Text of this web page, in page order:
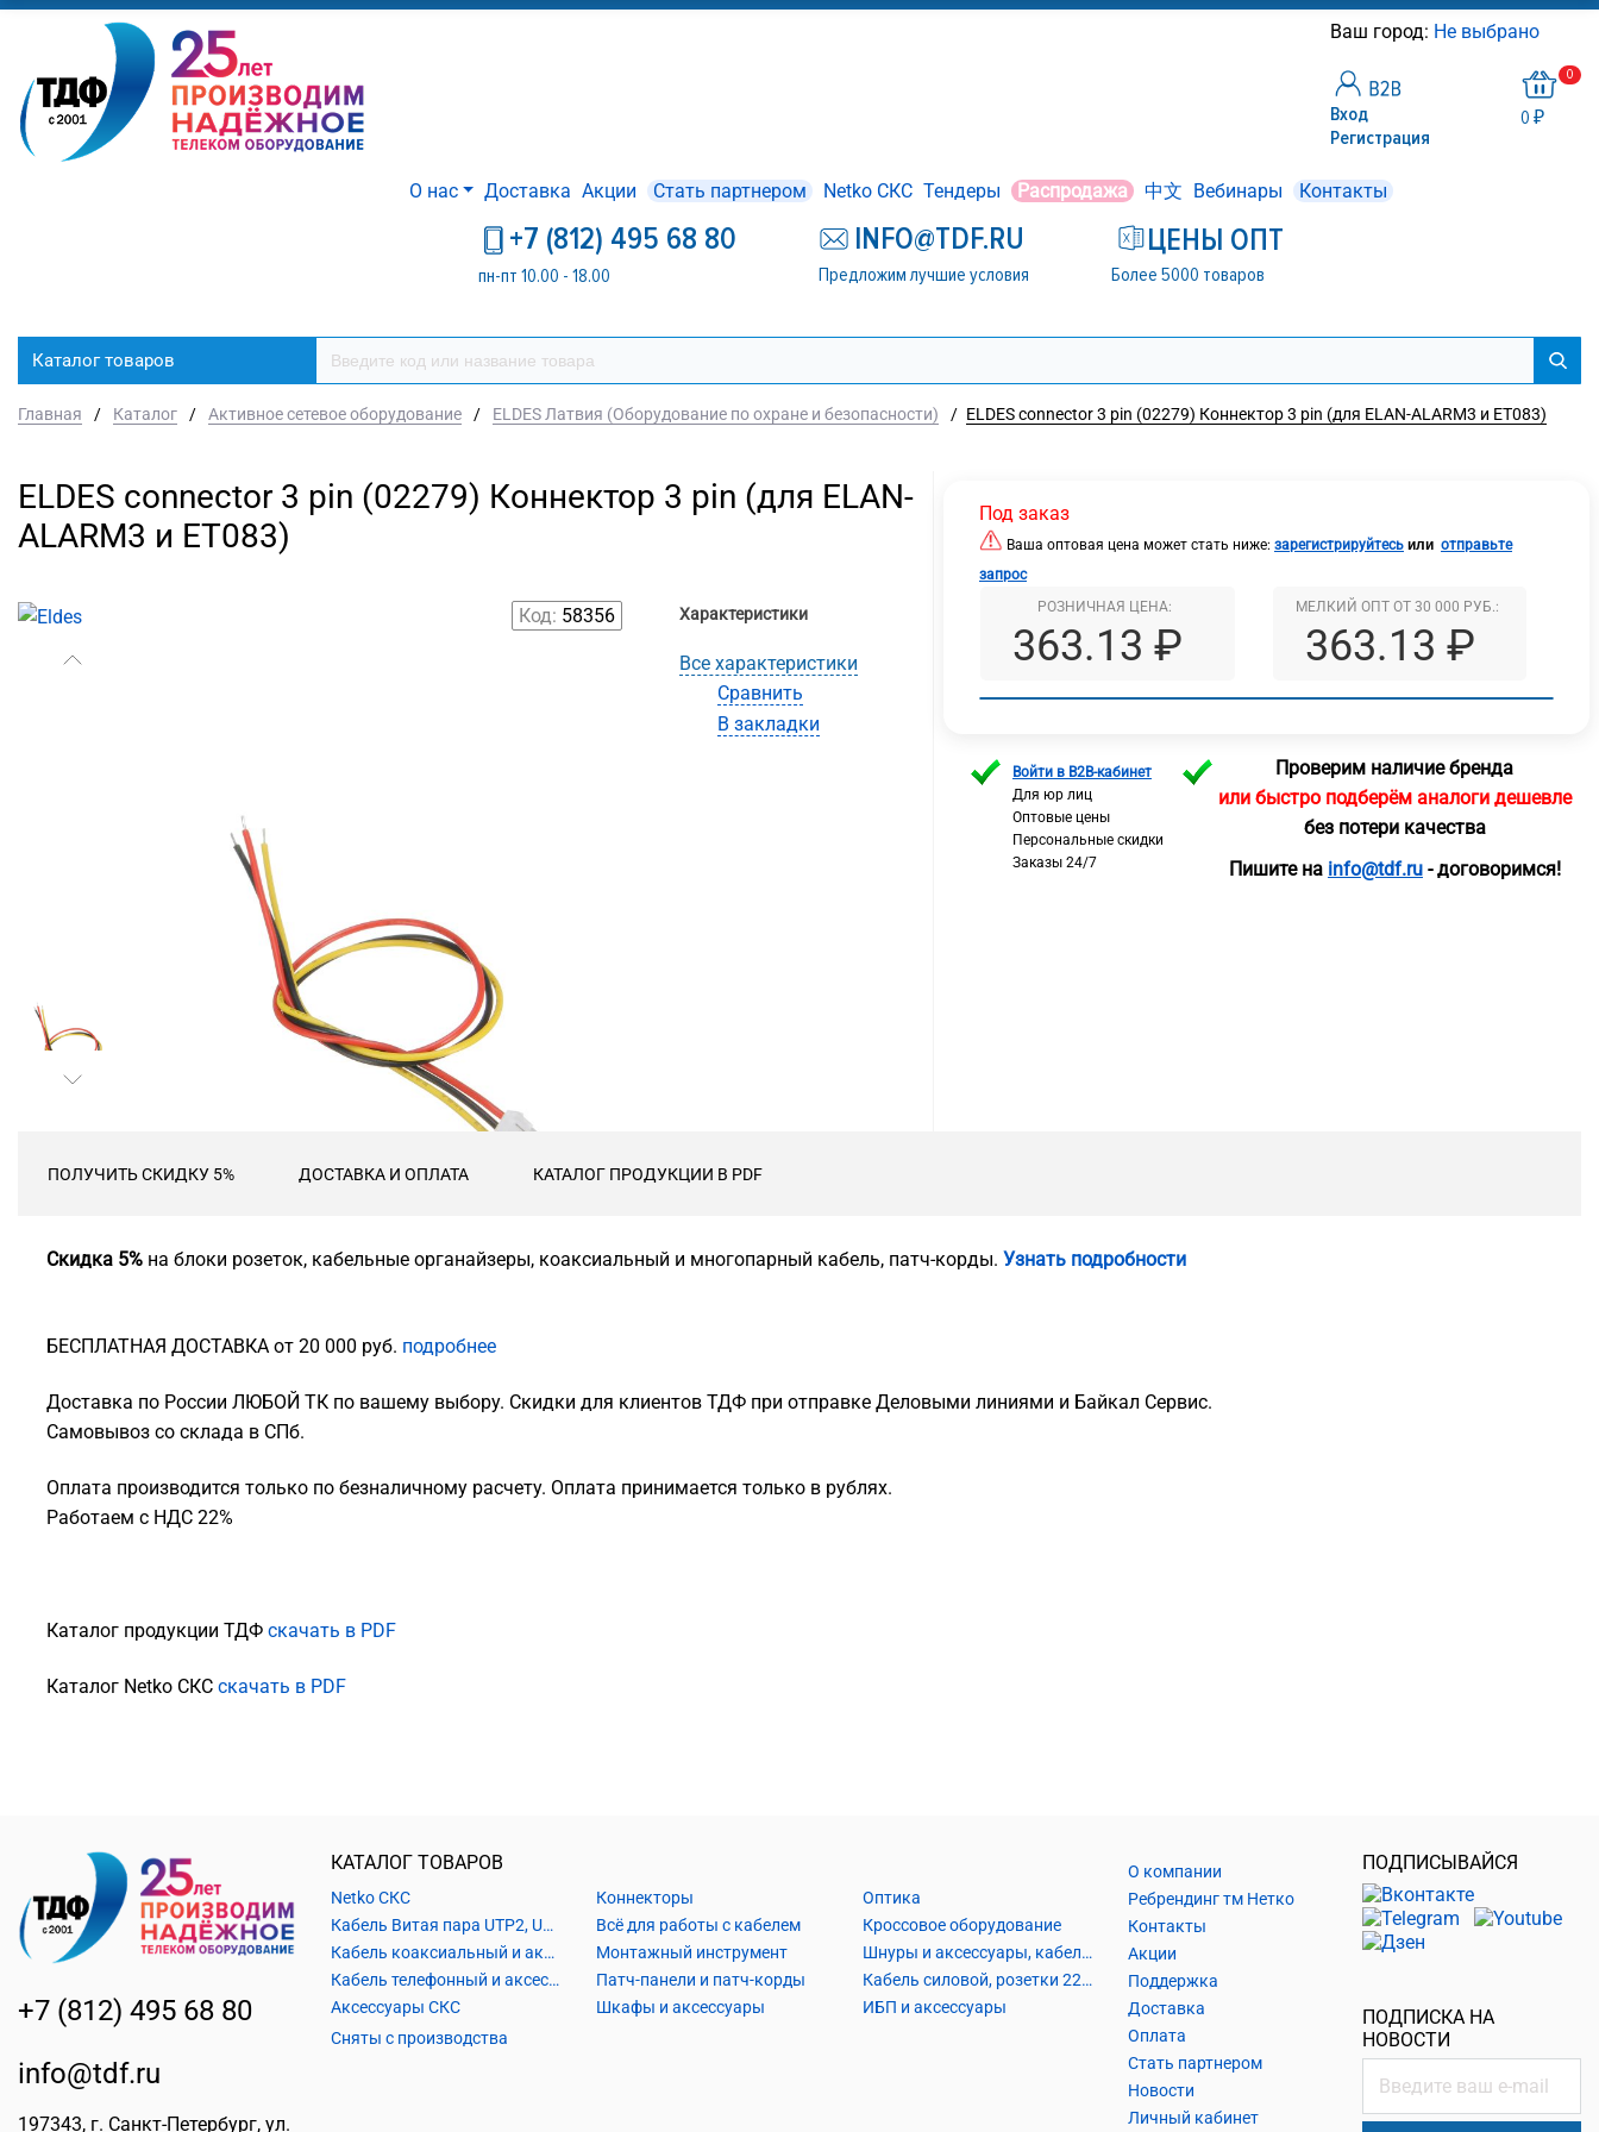
Ваш город: Не выбрано
Вход
Регистрация
0
0 ₽
О нас Доставка Акции Стать партнером Netko СКС Тендеры Распродажа 中文 Вебинары Контакты
+7 (812) 495 68 80
пн-пт 10.00 - 18.00
INFO@TDF.RU
Предложим лучшие условия
ЦЕНЫ ОПТ
Более 5000 товаров
Каталог товаров
Главная / Каталог / Активное сетевое оборудование / ELDES Латвия (Оборудование по охране и безопасности) / ELDES connector 3 pin (02279) Коннектор 3 pin (для ELAN-ALARM3 и ET083)
ELDES connector 3 pin (02279) Коннектор 3 pin (для ELAN-
ALARM3 и ET083)
Код: 58356 Характеристики
Все характеристики
Сравнить
В закладки
Под заказ
Ваша оптовая цена может стать ниже: зарегистрируйтесь или отправьте
запрос
РОЗНИЧНАЯ ЦЕНА:
363.13 ₽
МЕЛКИЙ ОПТ ОТ 30 000 РУБ.:
363.13 ₽
Войти в B2B-кабинет
Для юр лиц
Оптовые цены
Персональные скидки
Заказы 24/7
Проверим наличие бренда
или быстро подберём аналоги дешевле
без потери качества
Пишите на info@tdf.ru- договоримся!
ПОЛУЧИТЬ СКИДКУ 5% ДОСТАВКА И ОПЛАТА КАТАЛОГ ПРОДУКЦИИ В PDF
Скидка 5% на блоки розеток, кабельные органайзеры, коаксиальный и многопарный кабель, патч-корды. Узнать подробности
БЕСПЛАТНАЯ ДОСТАВКА от 20 000 руб. подробнее
Доставка по России ЛЮБОЙ ТК по вашему выбору. Скидки для клиентов ТДФ при отправке Деловыми линиями и Байкал Сервис.
Самовывоз со склада в СПб.
Оплата производится только по безналичному расчету. Оплата принимается только в рублях.
Работаем с НДС 22%
Каталог продукции ТДФ скачать в PDF
Каталог Netko СКС скачать в PDF
+7 (812) 495 68 80
info@tdf.ru
197343, г. Санкт-Петербург, ул.
КАТАЛОГ ТОВАРОВ
Netko СКС
Кабель Витая пара UTP2, UTP4, FTP2, FTP4
Кабель коаксиальный и аксессуары
Кабель телефонный и аксессуары
Аксессуары СКС
Коннекторы
Всё для работы с кабелем
Монтажный инструмент
Патч-панели и патч-корды
Шкафы и аксессуары
Оптика
Кроссовое оборудование
Шнуры и аксессуары, кабельные наконечники
Кабель силовой, розетки 220В, выключатели 220В, сетевые фильтры
ИБП и аксессуары
Сняты с производства
О компании
Ребрендинг тм Нетко
Контакты
Акции
Поддержка
Доставка
Оплата
Стать партнером
Новости
Личный кабинет
ПОДПИСЫВАЙСЯ
ПОДПИСКА НА
НОВОСТИ